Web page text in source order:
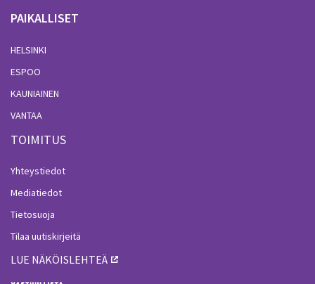
PAIKALLISET
HELSINKI
ESPOO
KAUNIAINEN
VANTAA
TOIMITUS
Yhteystiedot
Mediatiedot
Tietosuoja
Tilaa uutiskirjeitä
LUE NÄKÖISLEHTEÄ